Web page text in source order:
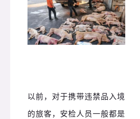
以前，对于携带违禁品入境
的旅客，安检人员一般都是